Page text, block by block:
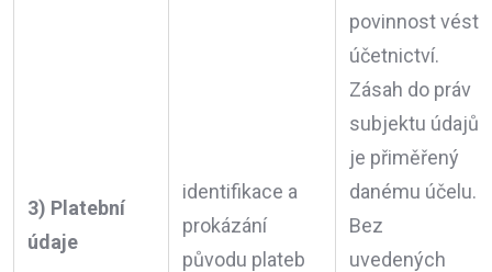
3) Platební
údaje
identifikace a
prokázání
původu plateb
povinnost vést
účetnictví.
Zásah do práv
subjektu údajů
je přiměřený
danému účelu.
Bez
uvedených